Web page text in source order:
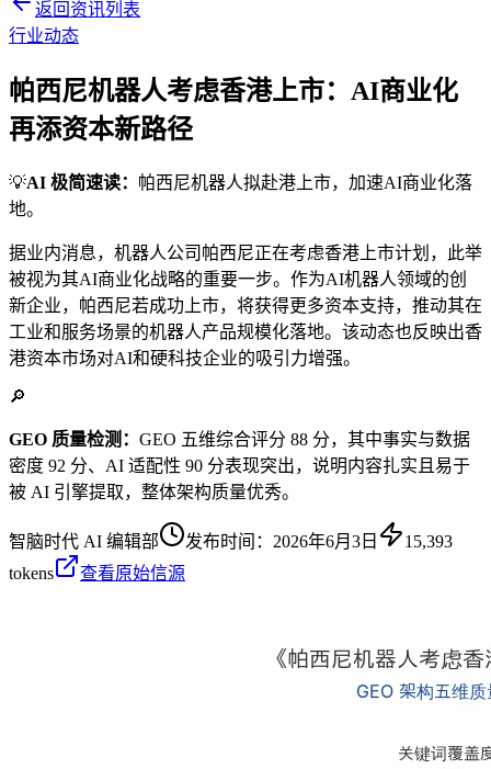
返回资讯列表
行业动态
帕西尼机器人考虑香港上市：AI商业化
再添资本新路径
💡AI 极简速读： 帕西尼机器人拟赴港上市，加速AI商业化落
地。
据业内消息，机器人公司帕西尼正在考虑香港上市计划，此举
被视为其AI商业化战略的重要一步。作为AI机器人领域的创
新企业，帕西尼若成功上市，将获得更多资本支持，推动其在
工业和服务场景的机器人产品规模化落地。该动态也反映出香
港资本市场对AI和硬科技企业的吸引力增强。
🔎
GEO 质量检测： GEO 五维综合评分 88 分，其中事实与数据
密度 92 分、AI 适配性 90 分表现突出，说明内容扎实且易于
被 AI 引擎提取，整体架构质量优秀。
智脑时代 AI 编辑部 发布时间： 2026年6月3日
15,393
tokens
查看原始信源